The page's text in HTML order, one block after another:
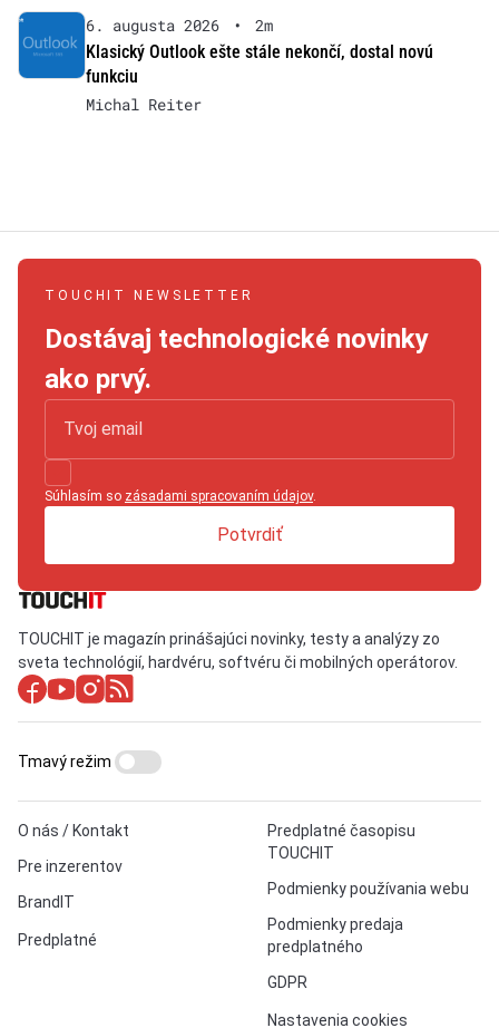
6. augusta 2026 •
2m
Klasický Outlook ešte stále nekončí, dostal novú
funkciu
Michal Reiter
TOUCHIT NEWSLETTER
Dostávaj technologické novinky
ako prvý.
Súhlasím so zásadami spracovaním údajov.
Potvrdiť
TOUCHIT je magazín prinášajúci novinky, testy a analýzy zo
sveta technológií, hardvéru, softvéru či mobilných operátorov.
O nás / Kontakt
Pre inzerentov
BrandIT
Predplatné
Predplatné časopisu
TOUCHIT
Podmienky používania webu
Podmienky predaja
predplatného
GDPR
Nastavenia cookies
Tmavý režim